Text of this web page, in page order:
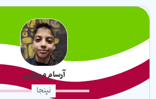
آرسام میرزایی
نینجا